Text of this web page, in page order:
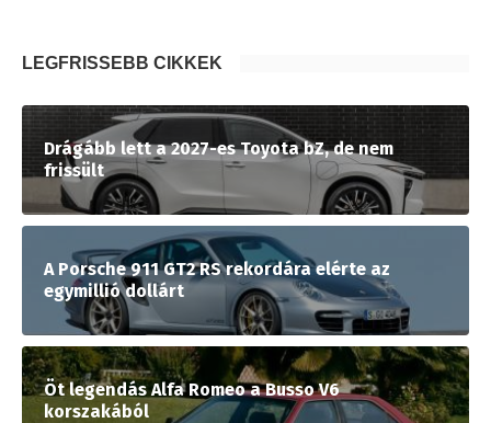
LEGFRISSEBB CIKKEK
Drágább lett a 2027-es Toyota bZ, de nem
frissült
A Porsche 911 GT2 RS rekordára elérte az
egymillió dollárt
Öt legendás Alfa Romeo a Busso V6
korszakából